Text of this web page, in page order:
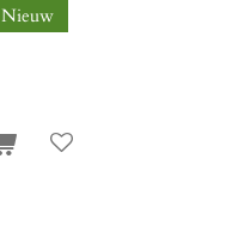
Nieuw